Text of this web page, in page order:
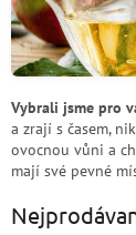
Vybrali jsme pro
a zrají s časem,
ovocnou vůni a
mají své pevné